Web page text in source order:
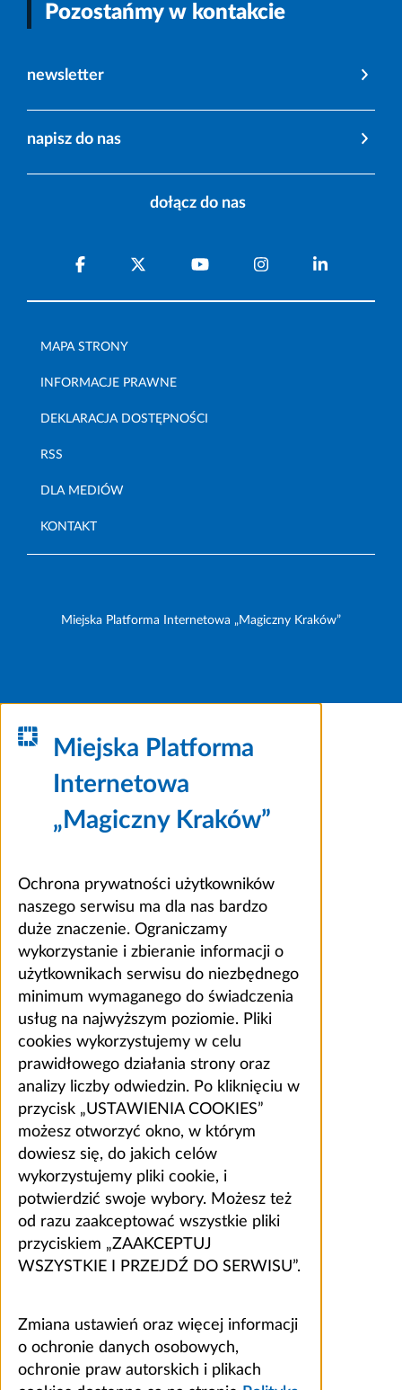
Pozostańmy w kontakcie
newsletter
napisz do nas
dołącz do nas
MAPA STRONY
INFORMACJE PRAWNE
DEKLARACJA DOSTĘPNOŚCI
RSS
DLA MEDIÓW
KONTAKT
Miejska Platforma Internetowa „Magiczny Kraków”
Miejska Platforma
Internetowa
„Magiczny Kraków”
Ochrona prywatności użytkowników
naszego serwisu ma dla nas bardzo
duże znaczenie. Ograniczamy
wykorzystanie i zbieranie informacji o
użytkownikach serwisu do niezbędnego
minimum wymaganego do świadczenia
usług na najwyższym poziomie. Pliki
cookies wykorzystujemy w celu
prawidłowego działania strony oraz
analizy liczby odwiedzin. Po kliknięciu w
przycisk „USTAWIENIA COOKIES”
możesz otworzyć okno, w którym
dowiesz się, do jakich celów
wykorzystujemy pliki cookie, i
potwierdzić swoje wybory. Możesz też
od razu zaakceptować wszystkie pliki
przyciskiem „ZAAKCEPTUJ
WSZYSTKIE I PRZEJDŹ DO SERWISU”.
Zmiana ustawień oraz więcej informacji
o ochronie danych osobowych,
ochronie praw autorskich i plikach